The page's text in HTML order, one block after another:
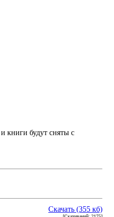
книги будут сняты с
Скачать (355 кб)